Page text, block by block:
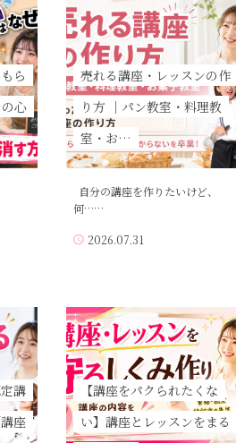
ら
心
売れる講座・レッスンの作
り方 ｜パン教室・料理教
室・お…
自分の講座を作りたいけど、
何……
2026.07.31
講
座
【講座をパクられたくな
い】講座とレッスンをまる